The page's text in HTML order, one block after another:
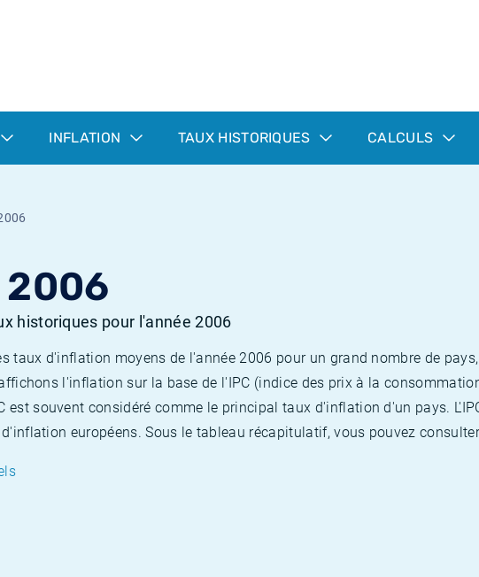
INFLATION TAUX HISTORIQUES CALCULS
2006
historiques pour l'année 2006
taux d'inflation moyens de l'année 2006 pour un grand nombre de
l'inflation sur la base de l'IPC (indice des prix à la
est souvent considéré comme le principal taux d'inflation d'un pays.
européens. Sous le tableau récapitulatif, vous pouvez